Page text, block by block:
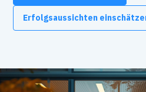
Erfolgsaussichten